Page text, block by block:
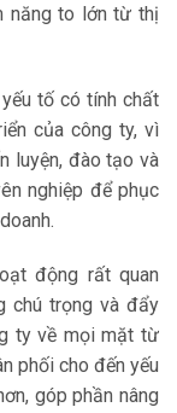
năng to lớn từ thị
tố có tính chất
của công ty, vì
luyện, đào tạo và
nghiệp để phục
động rất quan
chú trọng và đẩy
ty về mọi mặt từ
phối cho đến yếu
góp phần nâng